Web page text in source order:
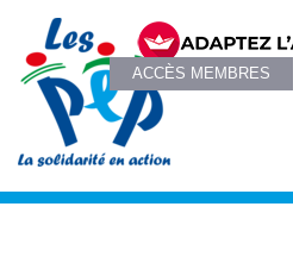
ACCÈS MEMBRES